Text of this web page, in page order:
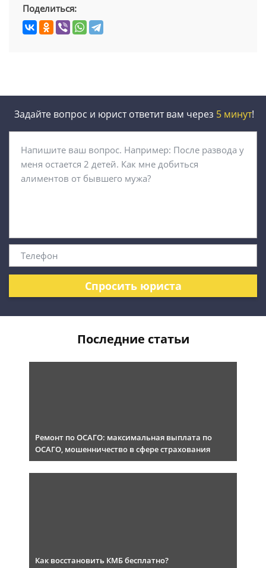
Поделиться:
Задайте вопрос и юрист ответит вам через 5 минут!
Спросить юриста
Последние статьи
Ремонт по ОСАГО: максимальная выплата по
ОСАГО, мошенничество в сфере страхования
Как восстановить КМБ бесплатно?